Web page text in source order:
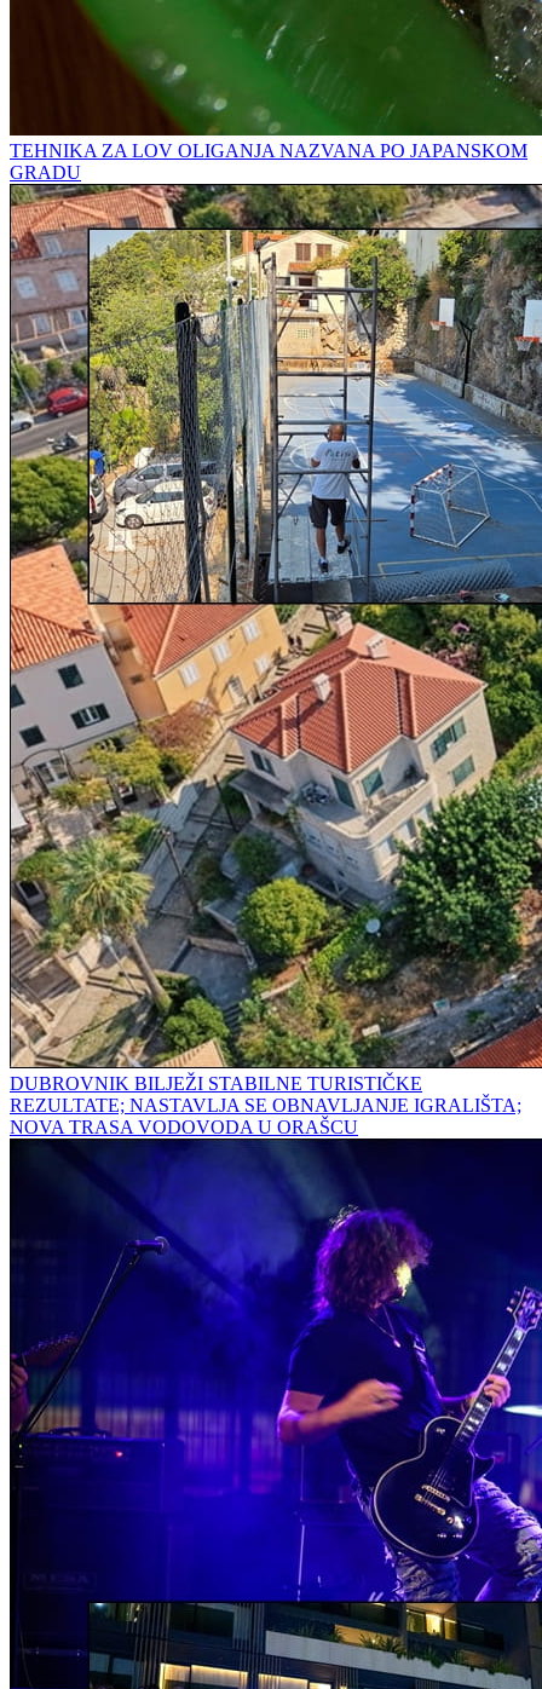
TEHNIKA ZA LOV OLIGANJA NAZVANA PO JAPANSKOM
GRADU
DUBROVNIK BILJEŽI STABILNE TURISTIČKE
REZULTATE; NASTAVLJA SE OBNAVLJANJE IGRALIŠTA;
NOVA TRASA VODOVODA U ORAŠCU